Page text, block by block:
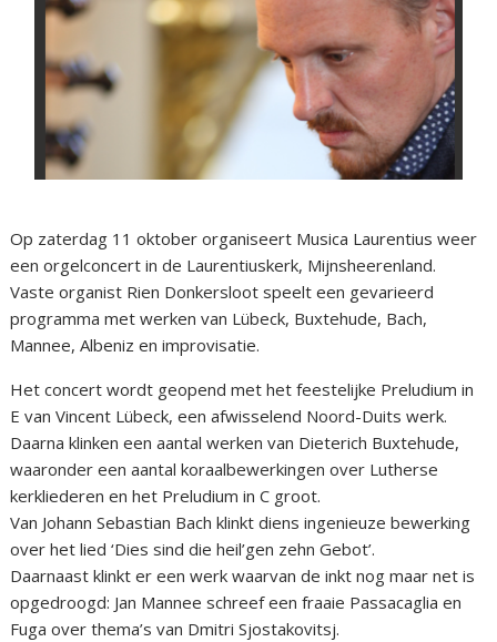
Op zaterdag 11 oktober organiseert Musica Laurentius weer
een orgelconcert in de Laurentiuskerk, Mijnsheerenland.
Vaste organist Rien Donkersloot speelt een gevarieerd
programma met werken van Lübeck, Buxtehude, Bach,
Mannee, Albeniz en improvisatie.
Het concert wordt geopend met het feestelijke Preludium in
E van Vincent Lübeck, een afwisselend Noord-Duits werk.
Daarna klinken een aantal werken van Dieterich Buxtehude,
waaronder een aantal koraalbewerkingen over Lutherse
kerkliederen en het Preludium in C groot.
Van Johann Sebastian Bach klinkt diens ingenieuze bewerking
over het lied ‘Dies sind die heil’gen zehn Gebot’.
Daarnaast klinkt er een werk waarvan de inkt nog maar net is
opgedroogd: Jan Mannee schreef een fraaie Passacaglia en
Fuga over thema’s van Dmitri Sjostakovitsj.